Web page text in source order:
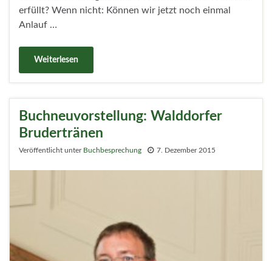
erfüllt? Wenn nicht: Können wir jetzt noch einmal
Anlauf …
Weiterlesen
Buchneuvorstellung: Walddorfer
Brudertränen
Veröffentlicht unter Buchbesprechung 7. Dezember 2015